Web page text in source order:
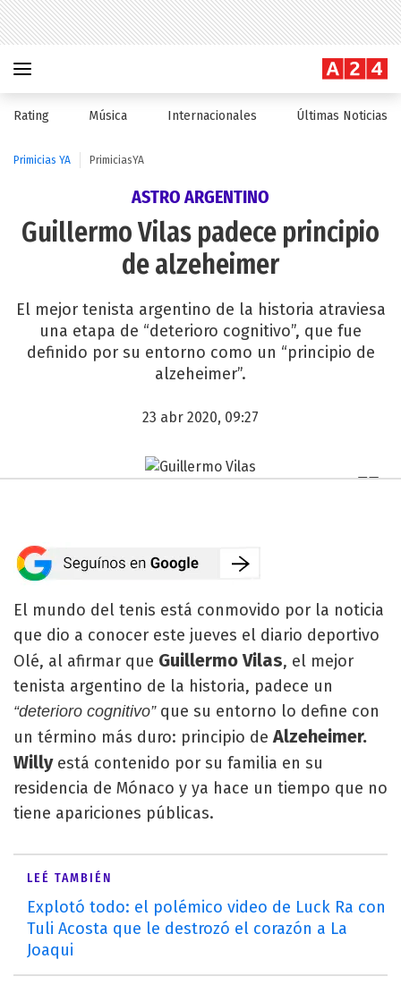
Rating Música Internacionales Últimas Noticias
Primicias YA PrimiciasYA
ASTRO ARGENTINO
Guillermo Vilas padece principio
de alzeheimer
El mejor tenista argentino de la historia atraviesa
una etapa de “deterioro cognitivo”, que fue
definido por su entorno como un “principio de
alzeheimer”.
23 abr 2020, 09:27
El mundo del tenis está conmovido por la noticia
que dio a conocer este jueves el diario deportivo
Olé, al afirmar que Guillermo Vilas, el mejor
tenista argentino de la historia, padece un
“deterioro cognitivo”que su entorno lo define con
un término más duro: principio deAlzeheimer.
Willyestá contenido por su familia en su
residencia de Mónaco y ya hace un tiempo que no
tiene apariciones públicas.
LEÉ TAMBIÉN
Explotó todo: el polémico video de Luck Ra con
Tuli Acosta que le destrozó el corazón a La
Joaqui